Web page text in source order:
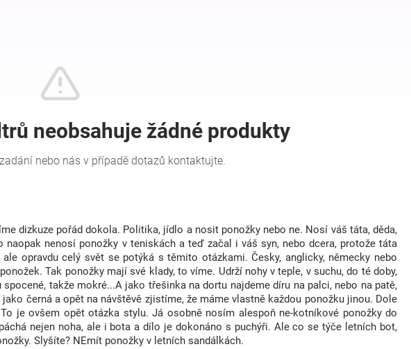
dizkuze pořád dokola. Politika, jídlo a nosit ponožky nebo ne. Nosí váš táta, děda,
nenosí ponožky v teniskách a teď začal i váš syn, nebo dcera, protože táta
opravdu celý svět se potýká s těmito otázkami. Česky, anglicky, německy nebo
Tak ponožky mají své klady, to víme. Udrží nohy v teple, v suchu, do té doby,
takže mokré...A jako třešinka na dortu najdeme díru na palci, nebo na patě,
černá a opět na návštěvě zjistíme, že máme vlastně každou ponožku jinou. Dole
je ovšem opět otázka stylu. Já osobně nosím alespoň ne-kotníkové ponožky do
nejen noha, ale i bota a dílo je dokonáno s puchýři. Ale co se týče letních bot,
Slyšíte? NEmít ponožky v letních sandálkách.